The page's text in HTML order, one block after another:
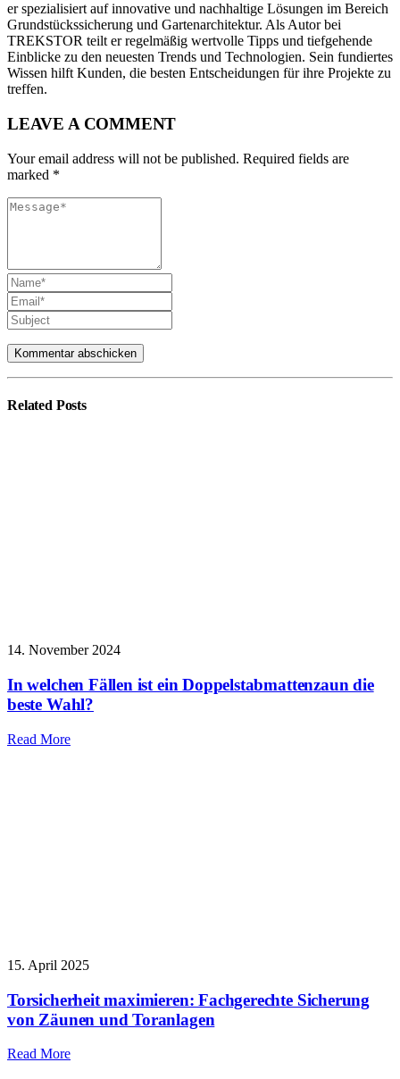
er spezialisiert auf innovative und nachhaltige Lösungen im Bereich
Grundstückssicherung und Gartenarchitektur. Als Autor bei
TREKSTOR teilt er regelmäßig wertvolle Tipps und tiefgehende
Einblicke zu den neuesten Trends und Technologien. Sein fundiertes
Wissen hilft Kunden, die besten Entscheidungen für ihre Projekte zu
treffen.
LEAVE A COMMENT
Your email address will not be published. Required fields are
marked *
Related Posts
14. November 2024
In welchen Fällen ist ein Doppelstabmattenzaun die
beste Wahl?
Read More
15. April 2025
Torsicherheit maximieren: Fachgerechte Sicherung
von Zäunen und Toranlagen
Read More